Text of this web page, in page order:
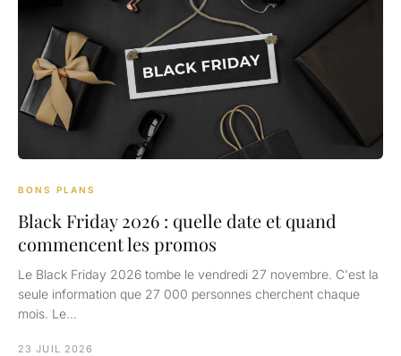
BONS PLANS
Black Friday 2026 : quelle date et quand
commencent les promos
Le Black Friday 2026 tombe le vendredi 27 novembre. C'est la
seule information que 27 000 personnes cherchent chaque
mois. Le…
23 JUIL 2026